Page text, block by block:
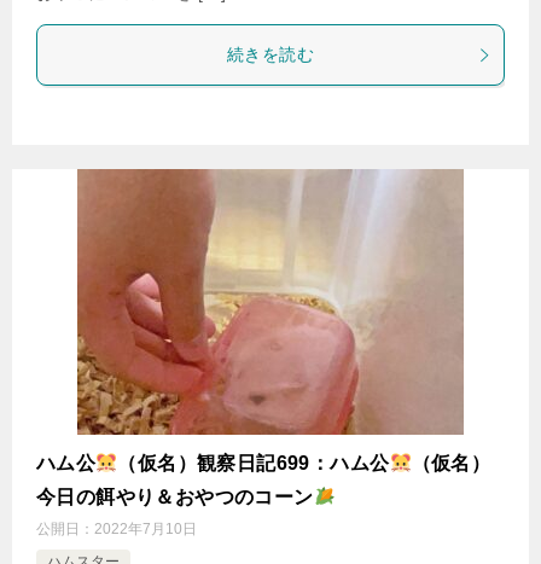
続きを読む
ハム公 （仮名）観察日記699：ハム公
（仮名）
今日の餌やり＆おやつのコーン
公開日： 2022年7月10日